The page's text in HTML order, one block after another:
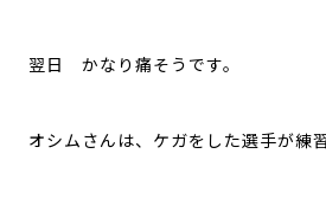
翌日 かなり痛そうです。
オシムさんは、ケガをした選手が練